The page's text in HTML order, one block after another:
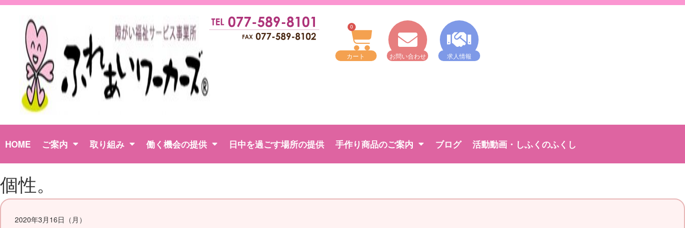
0
カート お問い合わせ 求人情報
HOME ご案内 取り組み 働く機会の提供 日中を過ごす場所の提供 手作り商品のご案内 ブログ 活動動画・しふくのふくし
個性。
2020年3月16日（月）